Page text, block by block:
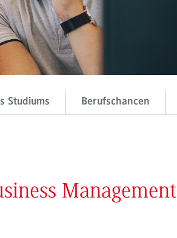
Studiums Berufschancen
Management